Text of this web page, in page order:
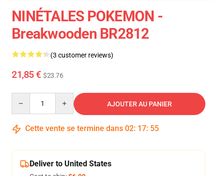
NINÉTALES POKEMON -
Breakwooden BR2812
(3 customer reviews)
21,85 € $23.76
AJOUTER AU PANIER
Cette vente se termine dans 02: 17: 54
Deliver to United States